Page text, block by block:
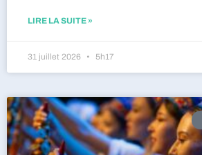
LIRE LA SUITE »
31 juillet 2026 5h17